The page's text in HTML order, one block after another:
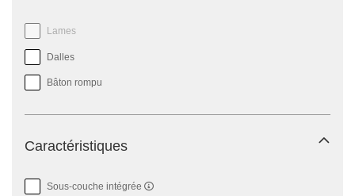
Lames
Dalles
Bâton rompu
Caractéristiques
Sous-couche intégrée